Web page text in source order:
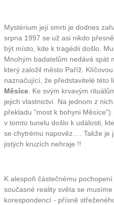
Máte pocit, že jste unaveni
Jak mít více energie
Jak vnést do života
Jak být šťastnější
Mystérium její smrti je dodnes
srpna 1997 se už asi nikdo
být místo, kde k tragédii došlo.
Mnohým badatelům nedává spát
který založil město Paříž.
naznačující, že představitelé této
Měsíce . Ke svým krvavým
jejich vlastnictví. Na jednom z
překladu "most k bohyni
v tomto tunelu došlo k události,
se chytrému napověz…. Takže je
jistých kruzích nehraje !!
K alespoň částečnému
současné reality světa se
korespondencí - přísně